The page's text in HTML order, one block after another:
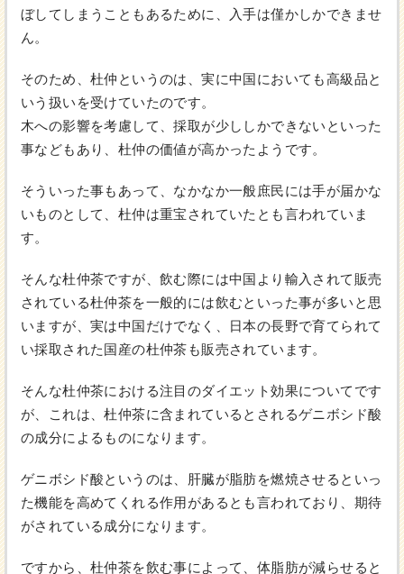
ぼしてしまうこともあるために、入手は僅かしかできませ
ん。
そのため、杜仲というのは、実に中国においても高級品と
いう扱いを受けていたのです。
木への影響を考慮して、採取が少ししかできないといった
事などもあり、杜仲の価値が高かったようです。
そういった事もあって、なかなか一般庶民には手が届かな
いものとして、杜仲は重宝されていたとも言われていま
す。
そんな杜仲茶ですが、飲む際には中国より輸入されて販売
されている杜仲茶を一般的には飲むといった事が多いと思
いますが、実は中国だけでなく、日本の長野で育てられて
い採取された国産の杜仲茶も販売されています。
そんな杜仲茶における注目のダイエット効果についてです
が、これは、杜仲茶に含まれているとされるゲニボシド酸
の成分によるものになります。
ゲニボシド酸というのは、肝臓が脂肪を燃焼させるといっ
た機能を高めてくれる作用があるとも言われており、期待
がされている成分になります。
ですから、杜仲茶を飲む事によって、体脂肪が減らせると